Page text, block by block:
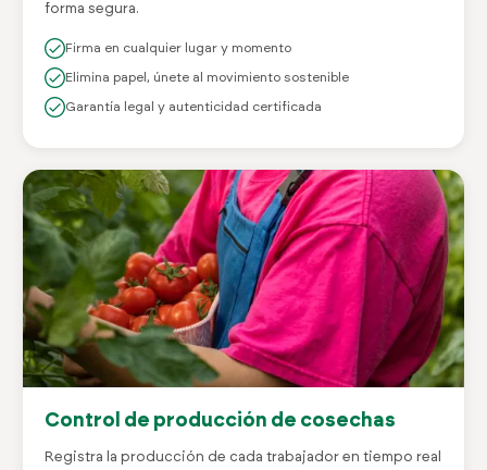
forma segura.
Firma en cualquier lugar y momento
Elimina papel, únete al movimiento sostenible
Garantía legal y autenticidad certificada
Control de producción de cosechas
Registra la producción de cada trabajador en tiempo real